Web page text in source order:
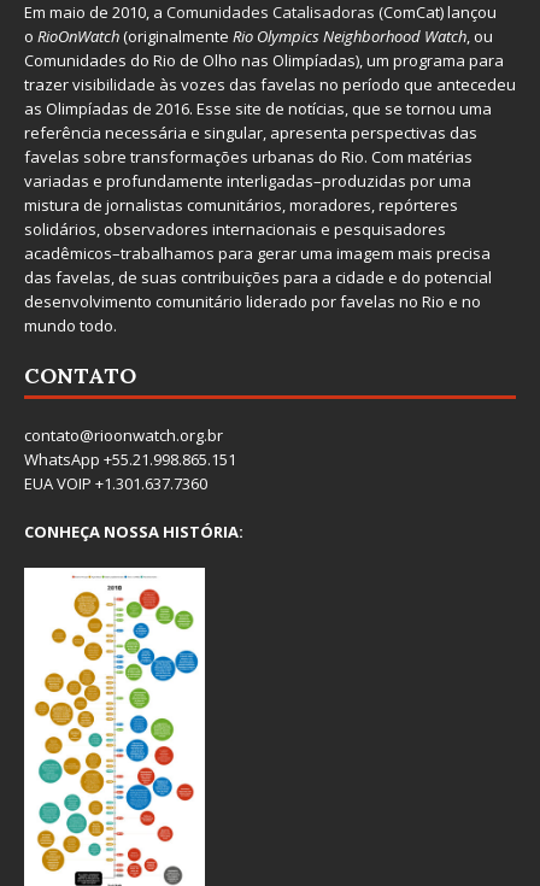
Em maio de 2010, a Comunidades Catalisadoras (ComCat) lançou
o RioOnWatch(originalmente Rio Olympics Neighborhood Watch, ou
Comunidades do Rio de Olho nas Olimpíadas), um programa para
trazer visibilidade às vozes das favelas no período que antecedeu
as Olimpíadas de 2016. Esse site de notícias, que se tornou uma
referência necessária e singular, apresenta perspectivas das
favelas sobre transformações urbanas do Rio. Com matérias
variadas e profundamente interligadas–produzidas por uma
mistura de jornalistas comunitários, moradores, repórteres
solidários, observadores internacionais e pesquisadores
acadêmicos–trabalhamos para gerar uma imagem mais precisa
das favelas, de suas contribuições para a cidade e do potencial
desenvolvimento comunitário liderado por favelas no Rio e no
mundo todo.
CONTATO
contato@rioonwatch.org.br
WhatsApp +55.21.998.865.151
EUA VOIP +1.301.637.7360
CONHEÇA NOSSA HISTÓRIA: